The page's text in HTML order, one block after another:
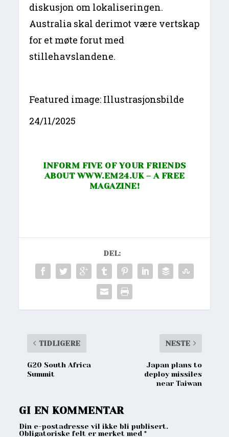
diskusjon om lokaliseringen.
Australia skal derimot være vertskap
for et møte forut med
stillehavslandene.
Featured image: Illustrasjonsbilde
24/11/2025
INFORM FIVE OF YOUR FRIENDS
ABOUTWWW.EM24.UK – A FREE
MAGAZINE!
DEL:
TIDLIGERE
G20 South Africa
Summit
NESTE
Japan plans to
deploy missiles
near Taiwan
GI EN KOMMENTAR
Din e-postadresse vil ikke bli publisert.
Obligatoriske felt er merket med*